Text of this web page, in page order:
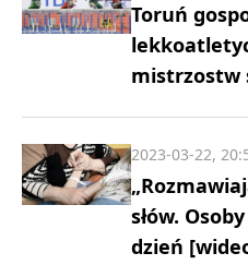
Toruń
mistrzostw
słów.
dzień
2023-03-22,